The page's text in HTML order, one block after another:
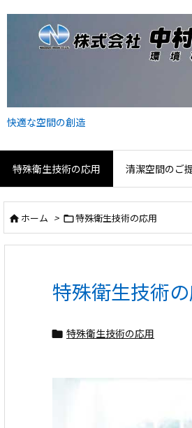
快適な空間の創造
特殊衛生技術の応用 清潔空間のご
ホーム > 特殊衛生技術の応用
特殊衛生技術
 特殊衛生技術の応用